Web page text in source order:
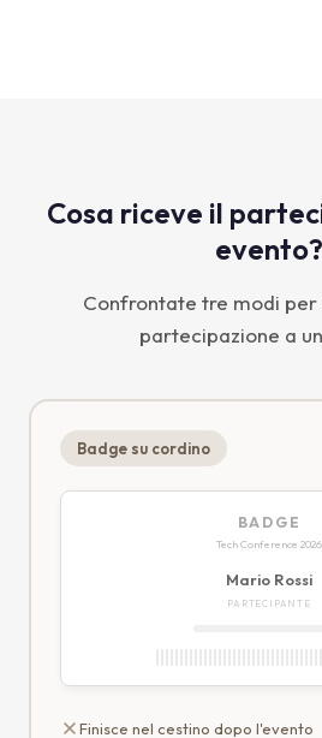
Cosa riceve il
evento?
Confrontate tre modi
partecipazione a
Badge su cordino
BADGE
Tech Conference 2026
Mario Rossi
PARTECIPANTE
Finisce nel cestino dopo l'evento